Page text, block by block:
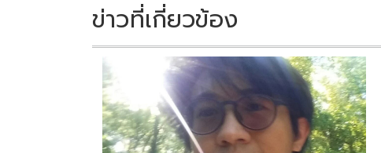
ข่าวที่เกี่ยวข้อง